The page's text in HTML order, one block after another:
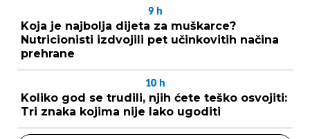
9 h
Koja je najbolja dijeta za muškarce?
Nutricionisti izdvojili pet učinkovitih načina
prehrane
10 h
Koliko god se trudili, njih ćete teško osvojiti:
Tri znaka kojima nije lako ugoditi